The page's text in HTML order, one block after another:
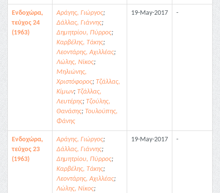
Ενδοχώρα,
τεύχος 24
(1963)
Αράγης, Γιώργος;
Δάλλας, Γιάννης;
Δημητρίου, Πύρρος;
Καρβέλης, Τάκης;
Λεοντάρης, Αχιλλέας;
Λώλης, Νίκος;
Μηλιώνης,
Χριστόφορος; Τζάλλας,
Κίμων; Τζάλλας,
Λευτέρης; Τζούλης,
Θανάσης; Τουλούπης,
Φάνης
19-May-2017 -
Ενδοχώρα,
τεύχος 23
(1963)
Αράγης, Γιώργος;
Δάλλας, Γιάννης;
Δημητρίου, Πύρρος;
Καρβέλης, Τάκης;
Λεοντάρης, Αχιλλέας;
Λώλης, Νίκος;
19-May-2017 -